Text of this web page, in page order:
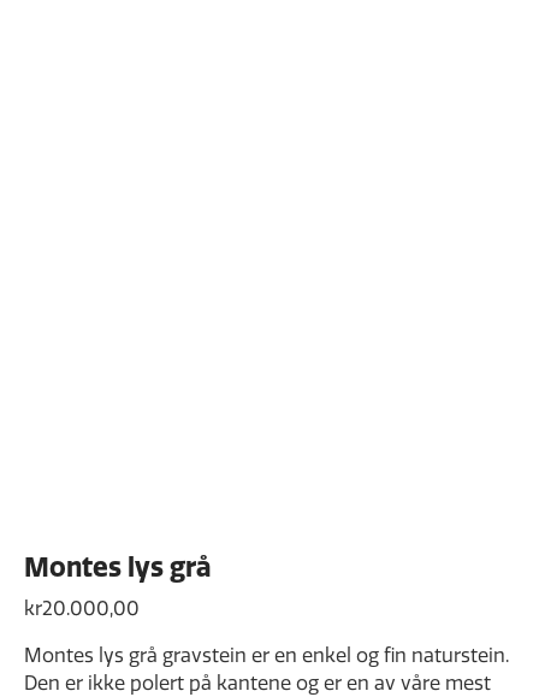
Montes lys grå
kr20.000,00
Montes lys grå gravstein er en enkel og fin naturstein.
Den er ikke polert på kantene og er en av våre mest